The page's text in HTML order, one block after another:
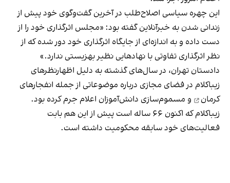
این چهره سیاسی اصلاح‌طلب در آخرین گفت‌وگوی خود پیش از
زندانی شدن به خبرآنلاینگفته بود: «مجلس اثرگذاری خود را از
دست داده و به اندازه‌ای از جایگاه اثرگذاری خود دور شده که از
نظر اثرگذاری تفاوتی با نهادهایی نظیر بهزیستی ندارد.»
دادستان تهران، در سال‌های گذشته به‌‍‌ دلیل اظهارنظرهای
زیباکلام در فضای مجازی درباره موضوعاتی از جمله انفجارهای
کرمان
و مسموم‌سازی دانش‌آموزان اعلام جرم کرده بود.
زیباکلام که اکنون ۶۶ ساله است پیش از این هم بابت
فعالیت‌های خودسابقه محکومیت داشته است.